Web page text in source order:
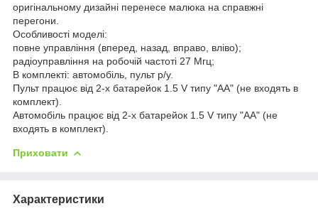
оригінальному дизайні перенесе малюка на справжні
перегони.
Особливості моделі:
повне управління (вперед, назад, вправо, вліво);
радіоуправління на робочій частоті 27 Мгц;
В комплекті: автомобіль, пульт р/у.
Пульт працює від 2-х батарейок 1.5 V типу "АА" (не входять в
комплект).
Автомобіль працює від 2-х батарейок 1.5 V типу "АА" (не
входять в комплект).
Приховати
Характеристики